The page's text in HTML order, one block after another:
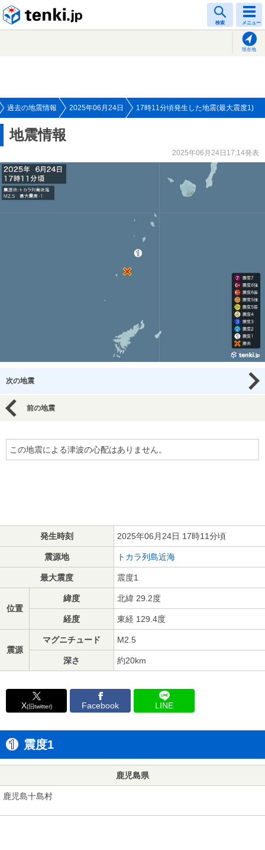
検索 メニュー
現在地
過去の地震情報 2025年06月24日 17時11分頃発生した地震(最大震度1)
地震情報
2025年06月24日17:14発表
次の地震
前の地震
この地震による津波の心配はありません。
発生時刻 2025年06月24日 17時11分頃
震源地 トカラ列島近海
最大震度 震度1
位置
緯度 北緯 29.2度
経度 東経 129.4度
震源
マグニチュード M2.5
深さ 約20km
X(旧twitter) Facebook LINE
震度1
鹿児島県
鹿児島十島村